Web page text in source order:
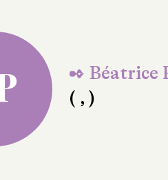
✒ Béatrice
( , )